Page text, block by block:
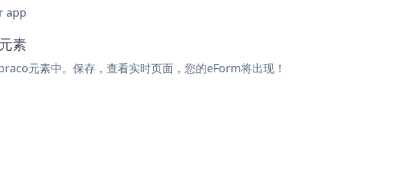
app
素
元素中。保存，查看实时页面，您的eForm将出现！